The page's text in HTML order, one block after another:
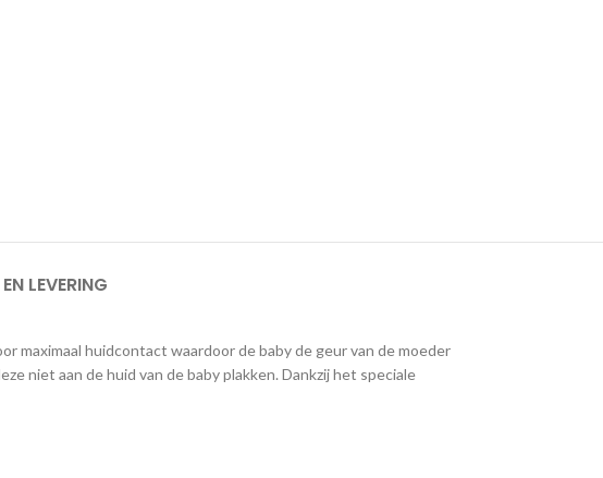
LEVERING
maximaal huidcontact waardoor de baby de geur van de moeder
niet aan de huid van de baby plakken. Dankzij het speciale